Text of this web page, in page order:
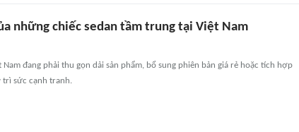
những chiếc sedan tầm trung tại Việt Nam
Nam đang phải thu gọn dải sản phẩm, bổ sung phiên bản giá rẻ hoặc tích hợp
trì sức cạnh tranh.